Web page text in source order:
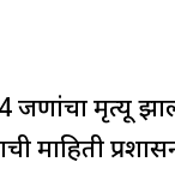
मृत्यू
माहिती